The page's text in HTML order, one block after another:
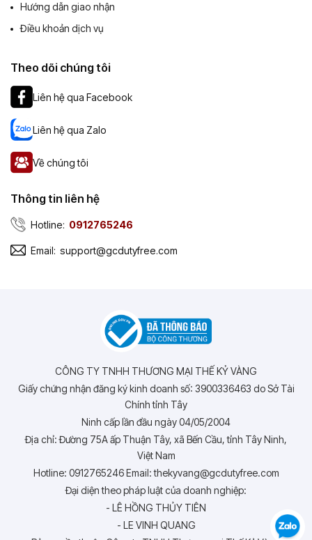
Hướng dẫn giao nhận
Điều khoản dịch vụ
Theo dõi chúng tôi
Liên hệ qua Facebook
Liên hệ qua Zalo
Về chúng tôi
Thông tin liên hệ
Hotline: 0912765246
Email: support@gcdutyfree.com
CÔNG TY TNHH THƯƠNG MẠI THẾ KỶ VÀNG
Giấy chứng nhận đăng ký kinh doanh số: 3900336463 do Sở Tài
Chính tỉnh Tây
Ninh cấp lần đầu ngày 04/05/2004
Địa chỉ: Đường 75A ấp Thuận Tây, xã Bến Cầu, tỉnh Tây Ninh,
Việt Nam
Hotline: 0912765246 Email: thekyvang@gcdutyfree.com
Đại diện theo pháp luật của doanh nghiệp:
- LÊ HỒNG THỦY TIÊN
- LE VINH QUANG